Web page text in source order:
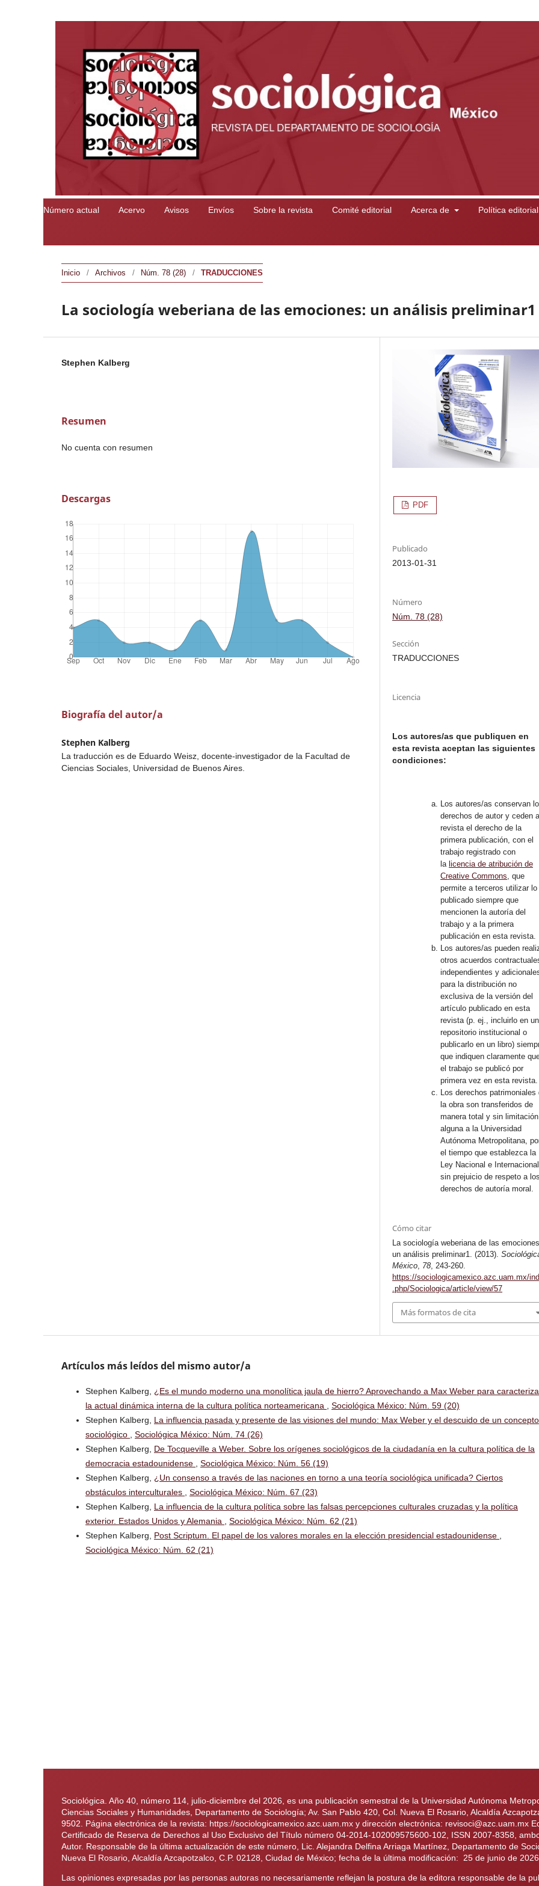
Número actual Acervo Avisos Envíos Sobre la revista Comité editorial Acerca de Política editorial
Inicio / Archivos / Núm. 78 (28) / TRADUCCIONES
La sociología weberiana de las emociones: un análisis preliminar1
Stephen Kalberg
Resumen
No cuenta con resumen
Descargas
Biografía del autor/a
Stephen Kalberg
La traducción es de Eduardo Weisz, docente-investigador de la Facultad de
Ciencias Sociales, Universidad de Buenos Aires.
PDF
Publicado
2013-01-31
Número
Núm. 78 (28)
Sección
TRADUCCIONES
Licencia
Los autores/as que publiquen en
esta revista aceptan las siguientes
condiciones:
Los autores/as conservan
derechos de autor y ceden
revista el derecho de la
primera publicación, con el
trabajo registrado con
la licencia de atribución de
Creative Commons , que
permite a terceros utilizar lo
publicado siempre que
mencionen la autoría del
trabajo y a la primera
publicación en esta revista.
Los autores/as pueden
otros acuerdos
independientes y
para la distribución no
exclusiva de la versión del
artículo publicado en esta
revista (p. ej., incluirlo en un
repositorio institucional o
publicarlo en un libro)
que indiquen claramente
el trabajo se publicó por
primera vez en esta revista.
Los derechos patrimoniales
la obra son transferidos de
manera total y sin limitación
alguna a la Universidad
Autónoma Metropolitana,
el tiempo que establezca la
Ley Nacional e
sin prejuicio de respeto a los
derechos de autoría moral.
Cómo citar
La sociología weberiana de las
un análisis preliminar1. (2013).
México, 78, 243-260.
https://sociologicamexico.azc.uam.mx/
.php/Sociologica/article/view/57
Más formatos de cita
Artículos más leídos del mismo autor/a
Stephen Kalberg, ¿Es el mundo moderno una monolítica jaula de hierro? Aprovechando a Max Weber para
la actual dinámica interna de la cultura política norteamericana
Sociológica México: Núm. 59 (20)
Stephen Kalberg, La influencia pasada y presente de las visiones del mundo: Max Weber y el descuido de un concepto
sociológico
Sociológica México: Núm. 74 (26)
Stephen Kalberg, De Tocqueville a Weber. Sobre los orígenes sociológicos de la ciudadanía en la cultura política de la
democracia estadounidense
Sociológica México: Núm. 56 (19)
Stephen Kalberg, ¿Un consenso a través de las naciones en torno a una teoría sociológica unificada? Ciertos
obstáculos interculturales
Sociológica México: Núm. 67 (23)
Stephen Kalberg, La influencia de la cultura política sobre las falsas percepciones culturales cruzadas y la política
exterior. Estados Unidos y Alemania
Sociológica México: Núm. 62 (21)
Stephen Kalberg, Post Scriptum. El papel de los valores morales en la elección presidencial estadounidense
Sociológica México: Núm. 62 (21)
Sociológica. Año 40, número 114, julio-diciembre del 2026, es una publicación semestral de la Universidad Autónoma
Ciencias Sociales y Humanidades, Departamento de Sociología; Av. San Pablo 420, Col. Nueva El Rosario, Alcaldía
9502. Página electrónica de la revista: https://sociologicamexico.azc.uam.mx y dirección electrónica: revisoci@azc.uam.mx
Certificado de Reserva de Derechos al Uso Exclusivo del Título número 04-2014-102009575600-102, ISSN 2007-8358,
Autor. Responsable de la última actualización de este número, Lic. Alejandra Delfina Arriaga Martínez, Departamento de
Nueva El Rosario, Alcaldía Azcapotzalco, C.P. 02128, Ciudad de México; fecha de la última modificación: 25 de junio de
Las opiniones expresadas por las personas autoras no necesariamente reflejan la postura de la editora responsable de la